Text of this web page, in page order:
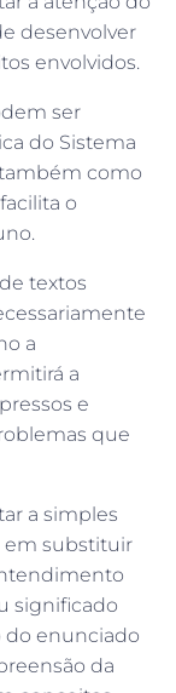
desenvolver
envolvidos.
ser
do Sistema
como
o
textos
a
a
e
que
a simples
em substituir
significado
do enunciado
da